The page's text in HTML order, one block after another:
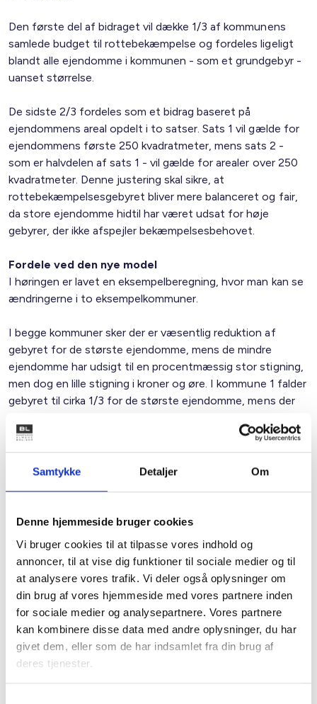
Samtykke Detaljer Om
Denne hjemmeside bruger cookies
Vi bruger cookies til at tilpasse vores indhold og
annoncer, til at vise dig funktioner til sociale medier og til
at analysere vores trafik. Vi deler også oplysninger om
din brug af vores hjemmeside med vores partnere inden
for sociale medier og analysepartnere. Vores partnere
kan kombinere disse data med andre oplysninger, du har
givet dem, eller som de har indsamlet fra din brug af
deres tjenester.
Den første del af bidraget vil dække 1/3 af kommunens
samlede budget til rottebekæmpelse og fordeles ligeligt
blandt alle ejendomme i kommunen - som et grundgebyr -
uanset størrelse.
De sidste 2/3 fordeles som et bidrag baseret på
ejendommens areal opdelt i to satser. Sats 1 vil gælde for
ejendommens første 250 kvadratmeter, mens sats 2 -
som er halvdelen af sats 1 - vil gælde for arealer over 250
kvadratmeter. Denne justering skal sikre, at
rottebekæmpelsesgebyret bliver mere balanceret og fair,
da store ejendomme hidtil har været udsat for høje
gebyrer, der ikke afspejler bekæmpelsesbehovet.
Fordele ved den nye model
I høringen er lavet en eksempelberegning, hvor man kan se
ændringerne i to eksempelkommuner.
I begge kommuner sker der er væsentlig reduktion af
gebyret for de største ejendomme, mens de mindre
ejendomme har udsigt til en procentmæssig stor stigning,
men dog en lille stigning i kroner og øre. I kommune 1 falder
gebyret til cirka 1/3 for de største ejendomme, mens der
for kommune 2.
Sammenligning af nuværende regler og forslaget til
justering i to kommuner - i omkostninger pr. år
Størrelse af
Kommune 1 (kr.)
Før
1.1.2025
Før
1.1.2025
1.1.2025
150.000 87.549 29.147 106.323
36.514
10.000
5.837 7.088
3.500
2.043 838 2.481
1.049
250
146 210 177
262
120